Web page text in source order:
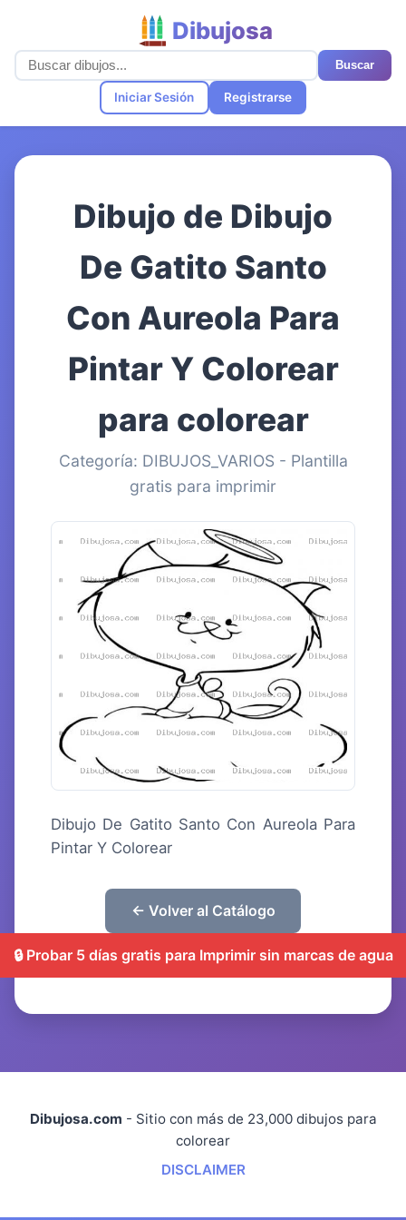
Dibujosa
Buscar
Iniciar Sesión Registrarse
Dibujo de Dibujo
De Gatito Santo
Con Aureola Para
Pintar Y Colorear
para colorear
Categoría: DIBUJOS_VARIOS - Plantilla
gratis para imprimir
Dibujo De Gatito Santo Con Aureola Para
Pintar Y Colorear
← Volver al Catálogo
🔒 Probar 5 días gratis para Imprimir sin marcas de agua
Dibujosa.com - Sitio con más de 23,000 dibujos para
colorear
DISCLAIMER